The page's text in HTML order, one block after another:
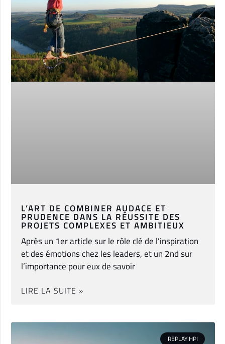
L’ART DE COMBINER AUDACE ET
PRUDENCE DANS LA RÉUSSITE DES
PROJETS COMPLEXES ET AMBITIEUX
Après un 1er article sur le rôle clé de l’inspiration
et des émotions chez les leaders, et un 2nd sur
l’importance pour eux de savoir
LIRE LA SUITE »
REPLAY HPI